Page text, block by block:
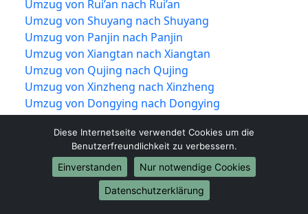
Umzug von Rui’an nach Rui’an
Umzug von Shuyang nach Shuyang
Umzug von Panjin nach Panjin
Umzug von Xiangtan nach Xiangtan
Umzug von Qujing nach Qujing
Umzug von Xinzheng nach Xinzheng
Umzug von Dongying nach Dongying
Umzug von Jiujiang nach Jiujiang
Umzug von Shiyan nach Shiyan
Umzug von Jīngzhōu nach Jīngzhōu
Umzug von Yueqing nach Yueqing
Umzug von Tengzhou nach Tengzhou
Umzug von Nan’an nach Nan’an
Diese Internetseite verwendet Cookies um die
Benutzerfreundlichkeit zu verbessern.
Einverstanden
Nur notwendige Cookies
Datenschutzerklärung